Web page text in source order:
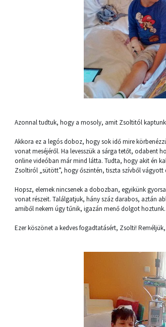
Azonnal tudtuk, hogy a mosoly, amit Zsoltitól
Akkora ez a legós doboz, hogy sok idő mire
vonat meséjéről. Ha levesszük a sárga tetőt, odabent
online videóban már mind látta. Tudta, hogy akit én
Zsoltiról „sütött”, hogy őszintén, tiszta szívből vágyott
Hopsz, elemek nincsenek a dobozban, egyikünk
vonat részeit. Találgatjuk, hány száz darabos, aztán
amiből nekem úgy tűnik, igazán menő dolgot hoztunk.
Ezer köszönet a kedves fogadtatásért, Zsolti!